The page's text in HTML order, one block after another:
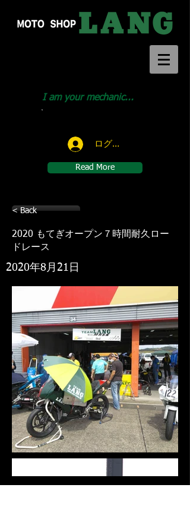
I am your mechanic...
ログイン
Read More
< Back
2020 もてぎオープン７時間耐久ロー
ドレース
2020年8月21日